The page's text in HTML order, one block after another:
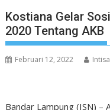
Kostiana Gelar
2020 Tentang AKB
Februari 12, 2022
Bandar Lampung (ISN) –